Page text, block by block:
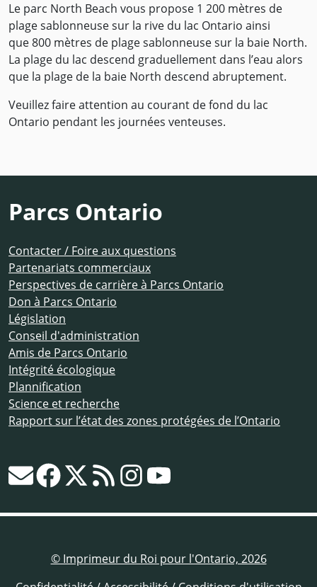
Le parc North Beach vous propose 1 200 mètres de
plage sablonneuse sur la rive du lac Ontario ainsi
que 800 mètres de plage sablonneuse sur la baie North.
La plage du lac descend graduellement dans l’eau alors
que la plage de la baie North descend abruptement.
Veuillez faire attention au courant de fond du lac
Ontario pendant les journées venteuses.
Parcs Ontario
Contacter / Foire aux questions
Partenariats commerciaux
Perspectives de carrière à Parcs Ontario
Don à Parcs Ontario
Législation
Conseil d'administration
Amis de Parcs Ontario
Intégrité écologique
Plannification
Science et recherche
Rapport sur l’état des zones protégées de l’Ontario
© Imprimeur du Roi pour l'Ontario, 2026